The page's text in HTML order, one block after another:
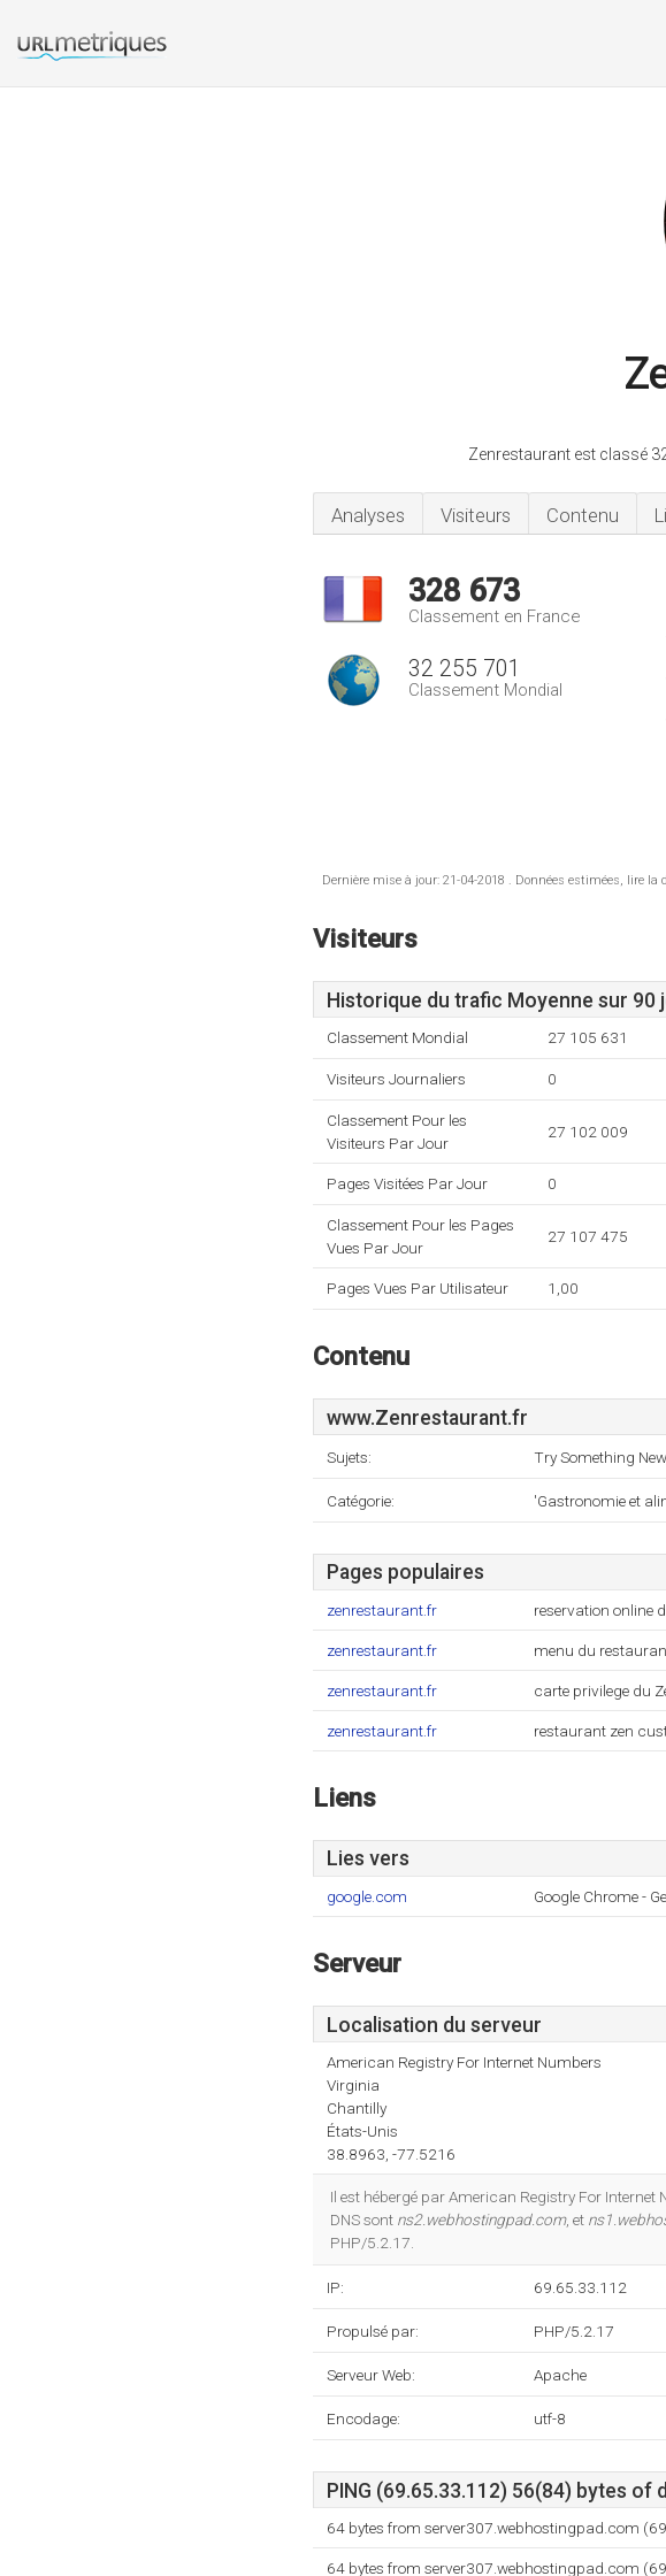
Zenrestaurant est classé
Analyses Visiteurs Contenu
328 673
Classement en France
32 255 701
Classement Mondial
Dernière mise à jour: 21-04-2018 . Données estimées, lire la
Visiteurs
Historique du trafic Moyenne sur 90
Classement Mondial 27 105 631
Visiteurs Journaliers 0
Classement Pour les
Visiteurs Par Jour
27 102 009
Pages Visitées Par Jour 0
Classement Pour les Pages
Vues Par Jour
27 107 475
Pages Vues Par Utilisateur 1,00
Contenu
www.Zenrestaurant.fr
Sujets: Try Something
Catégorie: 'Gastronomie et
Pages populaires
zenrestaurant.fr reservation online
zenrestaurant.fr menu du
zenrestaurant.fr carte privilege du
zenrestaurant.fr restaurant zen
Liens
Lies vers
google.com Google Chrome -
Serveur
Localisation du serveur
American Registry For Internet Numbers
Virginia
Chantilly
États-Unis
38.8963, -77.5216
Il est hébergé par American Registry For
DNS sont ns2.webhostingpad.com, et
PHP/5.2.17.
IP: 69.65.33.112
Propulsé par: PHP/5.2.17
Serveur Web: Apache
Encodage: utf-8
PING (69.65.33.112) 56(84) bytes of
64 bytes from server307.webhostingpad.com
64 bytes from server307.webhostingpad.com